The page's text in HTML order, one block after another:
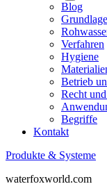
Blog
Verfahren
Hygiene
Betrieb
Recht
Begriffe
Kontakt
Produkte & Systeme
waterfoxworld.com